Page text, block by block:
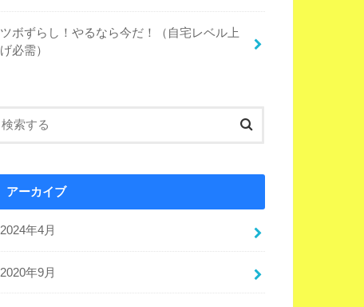
ツボずらし！やるなら今だ！（自宅レベル上
げ必需）
アーカイブ
2024年4月
2020年9月